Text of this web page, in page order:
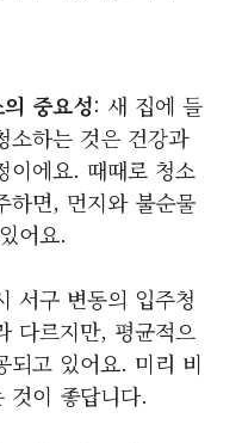
중요성: 새 집에 들
소하는 것은 건강과
이에요. 때때로 청소
하면, 먼지와 불순물
어요.
서구 변동의 입주청
다르지만, 평균적으
되고 있어요. 미리 비
것이 좋답니다.